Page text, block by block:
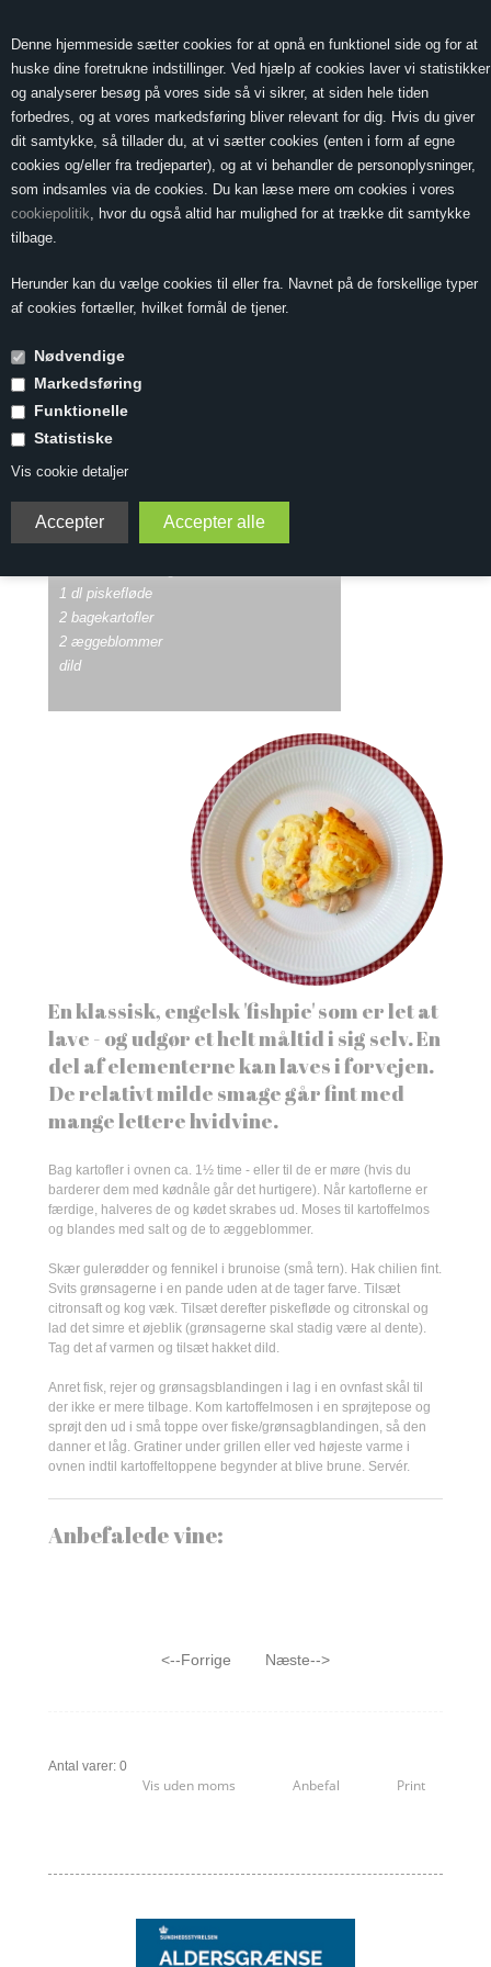
Denne hjemmeside sætter cookies for at opnå en funktionel side og for at
huske dine foretrukne indstillinger. Ved hjælp af cookies laver vi statistikker
og analyserer besøg på vores side så vi sikrer, at siden hele tiden
forbedres, og at vores markedsføring bliver relevant for dig. Hvis du giver
dit samtykke, så tillader du, at vi sætter cookies (enten i form af egne
cookies og/eller fra tredjeparter), og at vi behandler de personoplysninger,
som indsamles via de cookies. Du kan læse mere om cookies i vores
cookiepolitik, hvor du også altid har mulighed for at trække dit samtykke
tilbage.
Herunder kan du vælge cookies til eller fra. Navnet på de forskellige typer
af cookies fortæller, hvilket formål de tjener.
Nødvendige
Markedsføring
Funktionelle
Statistiske
Vis cookie detaljer
0,00
MENU
Fishpie
2 personer
350 g. fisk - f.eks. ising eller andre fladfisk
125 g. rejer
1 fennikel
½ chili eller lidt cayennepeber
1 dl piskefløde
2 bagekartofler
2 æggeblommer
dild
En klassisk, engelsk 'fishpie' som er let at
lave - og udgør et helt måltid i sig selv. En
del af elementerne kan laves i forvejen.
De relativt milde smage går fint med
mange lettere hvidvine.
Bag kartofler i ovnen ca. 1½ time - eller til de er møre (hvis du
barderer dem med kødnåle går det hurtigere). Når kartoflerne er
færdige, halveres de og kødet skrabes ud. Moses til kartoffelmos
og blandes med salt og de to æggeblommer.
Skær gulerødder og fennikel i brunoise (små tern). Hak chilien fint.
Svits grønsagerne i en pande uden at de tager farve. Tilsæt
citronsaft og kog væk. Tilsæt derefter piskefløde og citronskal og
lad det simre et øjeblik (grønsagerne skal stadig være al dente).
Tag det af varmen og tilsæt hakket dild.
Anret fisk, rejer og grønsagsblandingen i lag i en ovnfast skål til
der ikke er mere tilbage. Kom kartoffelmosen i en sprøjtepose og
sprøjt den ud i små toppe over fiske/grønsagblandingen, så den
danner et låg. Gratiner under grillen eller ved højeste varme i
ovnen indtil kartoffeltoppene begynder at blive brune. Servér.
Anbefalede vine:
<--Forrige Næste-->
Antal varer: 0
Vis uden moms Anbefal Print